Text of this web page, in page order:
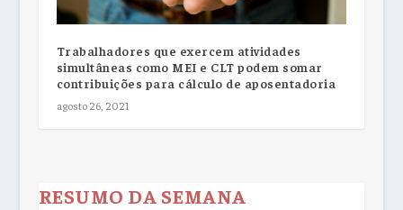
Trabalhadores que exercem atividades
simultâneas como MEI e CLT podem somar
contribuições para cálculo de aposentadoria
agosto 26, 2021
RESUMO DA SEMANA